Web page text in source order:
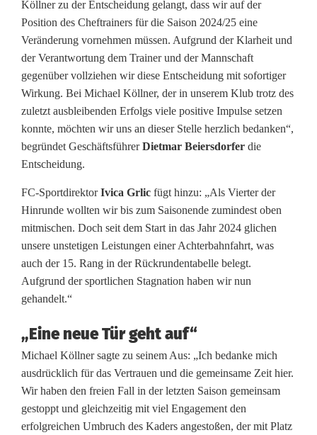
s
t
F
C
I
n
o
l
s
t
d
e
n
Köllner zu der Entscheidung gelangt, dass wir auf der
Position des Cheftrainers für die Saison 2024/25 eine
Veränderung vornehmen müssen. Aufgrund der Klarheit und
der Verantwortung dem Trainer und der Mannschaft
gegenüber vollziehen wir diese Entscheidung mit sofortiger
Wirkung. Bei Michael Köllner, der in unserem Klub trotz des
zuletzt ausbleibenden Erfolgs viele positive Impulse setzen
konnte, möchten wir uns an dieser Stelle herzlich bedanken“,
begründet GeschäftsführerDietmar Beiersdorfer die
Entscheidung.
FC-SportdirektorIvica Grlic fügt hinzu: „Als Vierter der
Hinrunde wollten wir bis zum Saisonende zumindest oben
mitmischen. Doch seit dem Start in das Jahr 2024 glichen
unsere unstetigen Leistungen einer Achterbahnfahrt, was
auch der 15. Rang in der Rückrundentabelle belegt.
Aufgrund der sportlichen Stagnation haben wir nun
gehandelt.“
„Eine neue Tür geht auf“
Michael Köllner sagte zu seinem Aus: „Ich bedanke mich
ausdrücklich für das Vertrauen und die gemeinsame Zeit hier.
Wir haben den freien Fall in der letzten Saison gemeinsam
gestoppt und gleichzeitig mit viel Engagement den
erfolgreichen Umbruch des Kaders angestoßen, der mit Platz